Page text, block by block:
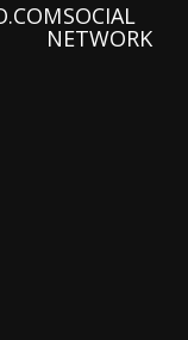
SOCIAL
NETWORK